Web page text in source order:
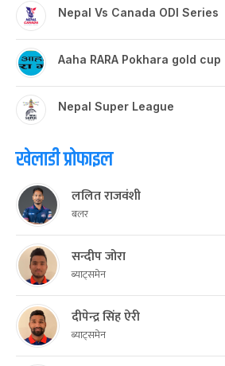
Nepal Vs Canada ODI Series
Aaha RARA Pokhara gold cup
Nepal Super League
खेलाडी प्रोफाइल
ललित राजवंशी
बलर
सन्दीप जोरा
ब्याट्समेन
दीपेन्द्र सिंह ऐरी
ब्याट्समेन